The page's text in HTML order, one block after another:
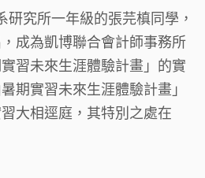
研究所一年級的張芫槙同學，
成為凱博聯合會計師事務所
習未來生涯體驗計畫」的實
期實習未來生涯體驗計畫」
大相逕庭，其特別之處在